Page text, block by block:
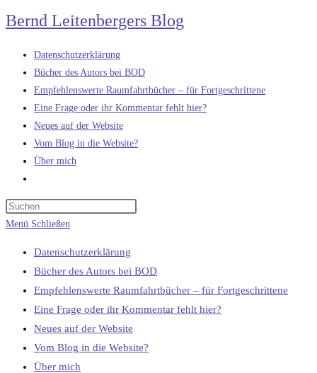
Zum
Inhalt
springen
Bernd Leitenbergers Blog
Datenschutzerklärung
Bücher des Autors bei BOD
Empfehlenswerte Raumfahrtbücher – für Fortgeschrittene
Eine Frage oder ihr Kommentar fehlt hier?
Neues auf der Website
Vom Blog in die Website?
Über mich
umschalten
Menü Schließen
Datenschutzerklärung
Bücher des Autors bei BOD
Empfehlenswerte Raumfahrtbücher – für Fortgeschrittene
Eine Frage oder ihr Kommentar fehlt hier?
Neues auf der Website
Vom Blog in die Website?
Über mich